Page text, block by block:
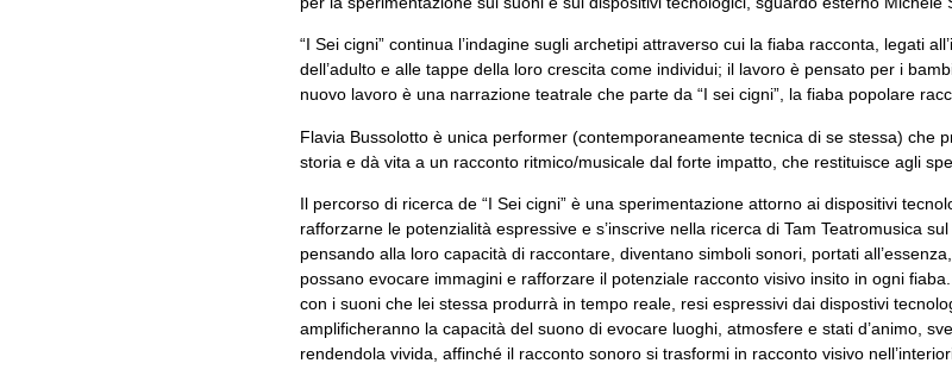
“I Sei cigni” continua l’indagine sugli archetipi attraverso cui la fiaba racconta, legati
dell’adulto e alle tappe della loro crescita come individui; il lavoro è pensato per i
nuovo lavoro è una narrazione teatrale che parte da “I sei cigni”, la fiaba popolare
Flavia Bussolotto è unica performer (contemporaneamente tecnica di se stessa) che
storia e dà vita a un racconto ritmico/musicale dal forte impatto, che restituisce agli
Il percorso di ricerca de “I Sei cigni” è una sperimentazione attorno ai dispositivi
rafforzarne le potenzialità espressive e s’inscrive nella ricerca di Tam Teatromusica
pensando alla loro capacità di raccontare, diventano simboli sonori, portati
possano evocare immagini e rafforzare il potenziale racconto visivo insito in ogni
con i suoni che lei stessa produrrà in tempo reale, resi espressivi dai dispostivi
amplificheranno la capacità del suono di evocare luoghi, atmosfere e stati d’animo,
rendendola vivida, affinché il racconto sonoro si trasformi in racconto visivo